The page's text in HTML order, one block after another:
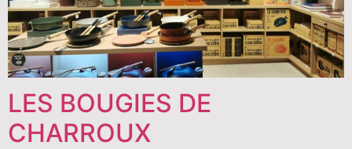
LES BOUGIES DE
CHARROUX​